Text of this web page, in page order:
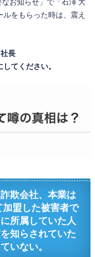
をもらった時は、震え
長
てください。
欺会社、本業は
盟した被害者で
所属していた人
知らされていた
いない。